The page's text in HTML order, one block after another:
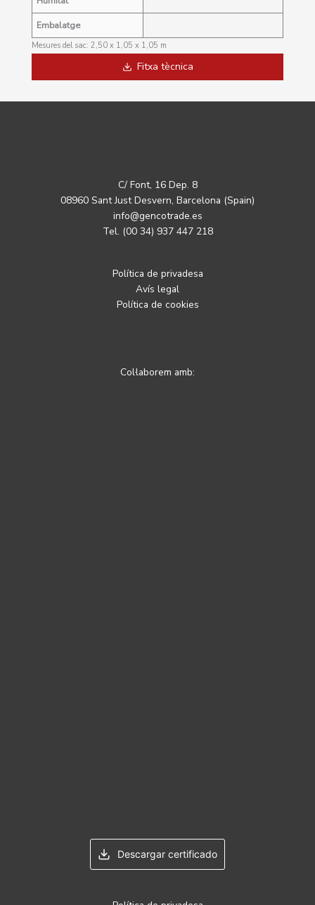
Embalatge
Mesures del sac: 2,50 x 1,05 x 1,05 m
Fitxa tècnica
C/ Font, 16 Dep. 8
08960 Sant Just Desvern, Barcelona (Spain)
info@gencotrade.es
Tel. (00 34) 937 447 218
Política de privadesa
Avís legal
Política de cookies
Col·laborem amb:
Descargar certificado